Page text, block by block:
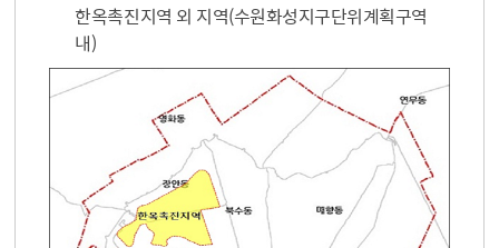
한옥촉진지역 외 지역(수원화성지구단위계획구역
내)